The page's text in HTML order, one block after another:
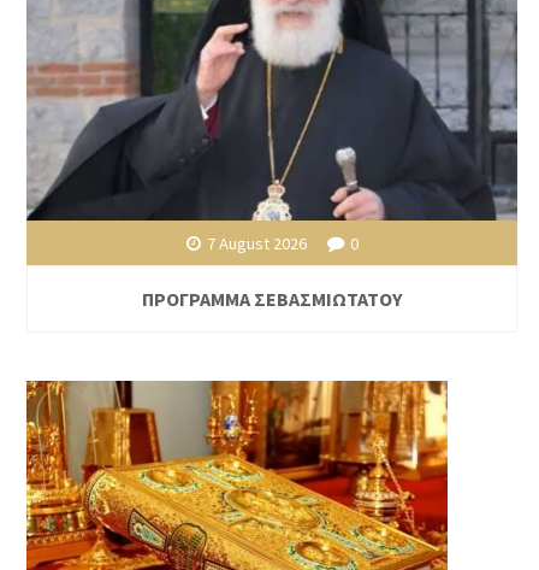
7 August 2026 0
ΠΡΟΓΡΑΜΜΑ ΣΕΒΑΣΜΙΩΤΑΤΟΥ